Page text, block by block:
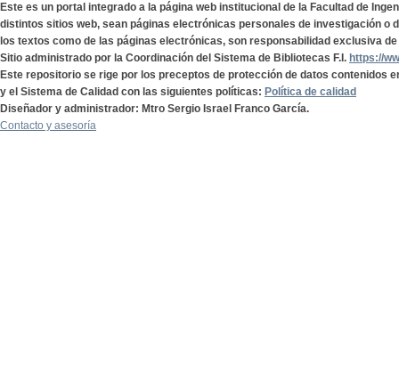
Este es un portal integrado a la página web institucional de la Facultad de
distintos sitios web, sean páginas electrónicas personales de investigación o
los textos como de las páginas electrónicas, son responsabilidad exclusiva
Sitio administrado por la Coordinación del Sistema de Bibliotecas F.I. https://
Este repositorio se rige por los preceptos de protección de datos contenidos
y el Sistema de Calidad con las siguientes políticas: Política de calidad
Diseñador y administrador: Mtro Sergio Israel Franco García.
Contacto y asesoría